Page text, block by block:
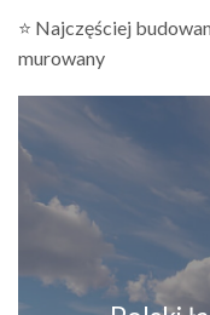
⭐ Najczęściej
murowany